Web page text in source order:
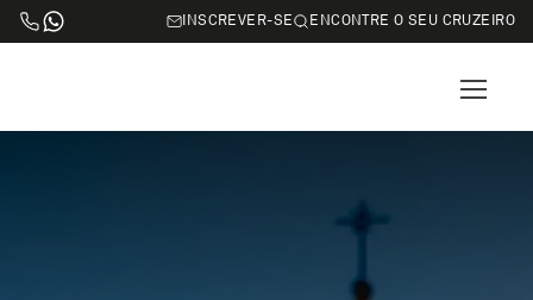
INSCREVER-SE ENCONTRE O SEU CRUZEIRO